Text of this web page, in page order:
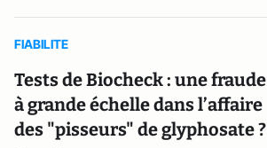
FIABILITE
Tests de Biocheck : une fraude
à grande échelle dans l’affaire
des "pisseurs" de glyphosate ?